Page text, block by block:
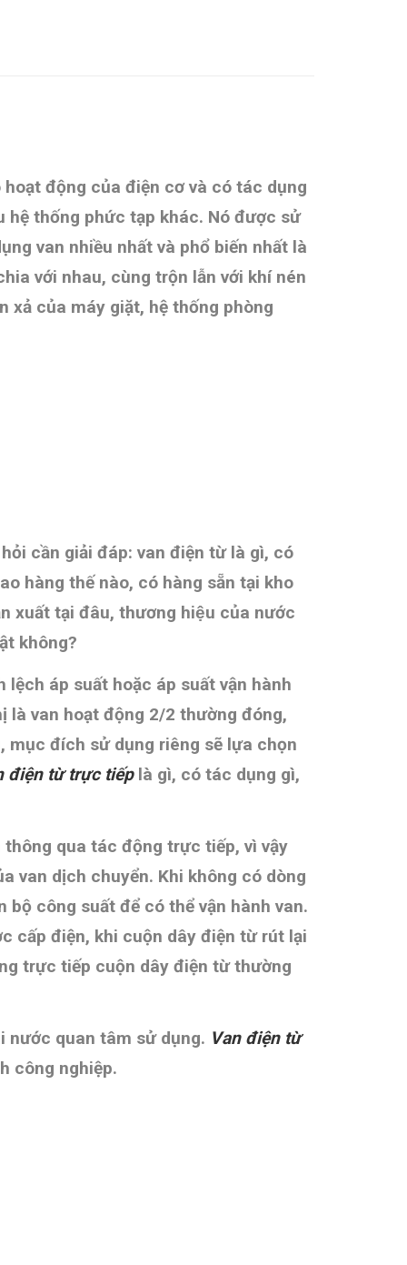
động của điện cơ và có tác dụng
hệ thống phức tạp khác. Nó được sử
van nhiều nhất và phổ biến nhất là
với nhau, cùng trộn lẫn với khí nén
xả của máy giặt, hệ thống phòng
cần giải đáp: van điện từ là gì, có
hàng thế nào, có hàng sẵn tại kho
xuất tại đâu, thương hiệu của nước
không?
áp suất hoặc áp suất vận hành
là van hoạt động 2/2 thường đóng,
mục đích sử dụng riêng sẽ lựa chọn
điện từ trực tiếplà gì, có tác dụng gì,
qua tác động trực tiếp, vì vậy
van dịch chuyển. Khi không có dòng
công suất để có thể vận hành van.
cấp điện, khi cuộn dây điện từ rút lại
trực tiếp cuộn dây điện từ thường
nước quan tâm sử dụng. Van điện từ
công nghiệp.